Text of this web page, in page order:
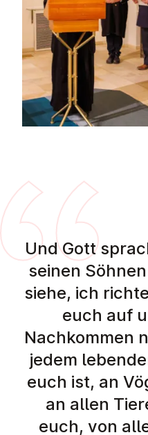
Und Gott
seinen
siehe, ich
euch auf
Nachkommen
jedem
euch ist, an
an allen
euch, von